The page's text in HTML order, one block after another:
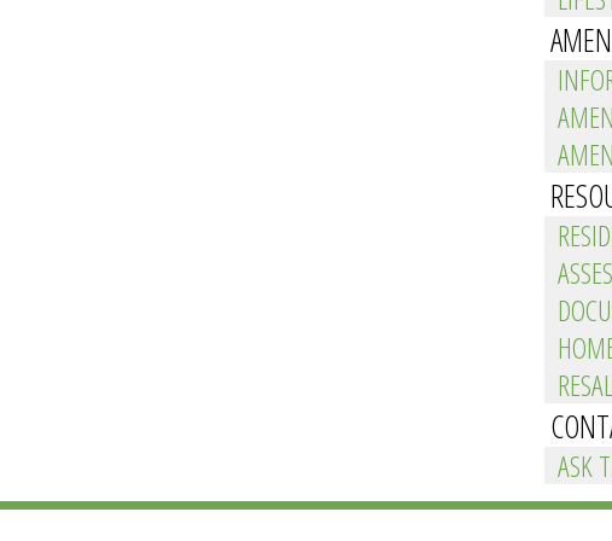
ASK
Activities included pictures with Santa, a game